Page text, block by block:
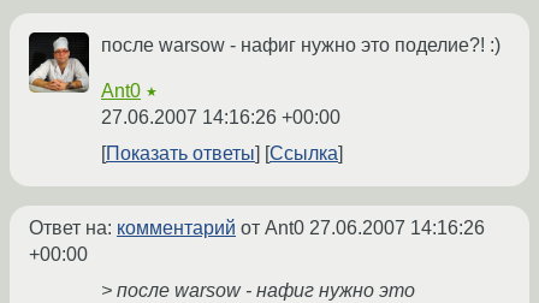
после warsow - нафиг нужно это поделие?! :)
Ant0 ★
27.06.2007 14:16:26 +00:00
Показать ответы
Ссылка
Ответ на: комментарий от Ant0 27.06.2007 14:16:26
+00:00
> после warsow - нафиг нужно это